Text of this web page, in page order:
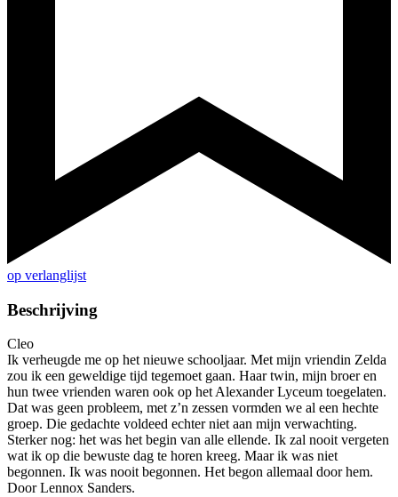
op verlanglijst
Beschrijving
Cleo
Ik verheugde me op het nieuwe schooljaar. Met mijn vriendin Zelda
zou ik een geweldige tijd tegemoet gaan. Haar twin, mijn broer en
hun twee vrienden waren ook op het Alexander Lyceum toegelaten.
Dat was geen probleem, met z’n zessen vormden we al een hechte
groep. Die gedachte voldeed echter niet aan mijn verwachting.
Sterker nog: het was het begin van alle ellende. Ik zal nooit vergeten
wat ik op die bewuste dag te horen kreeg. Maar ik was niet
begonnen. Ik was nooit begonnen. Het begon allemaal door hem.
Door Lennox Sanders.